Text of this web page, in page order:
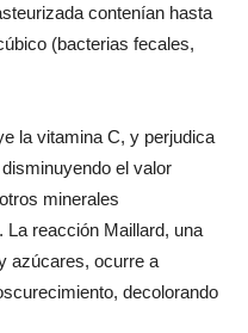
contenían hasta
(bacterias fecales,
la vitamina C, y perjudica
el valor
minerales
La reacción Maillard, una
azúcares, ocurre a
decolorando